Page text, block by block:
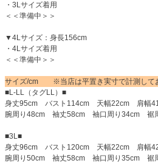
・3Lサイズ着用
＜＜準備中＞＞
▼4Lサイズ：身長156cm
・4Lサイズ着用
＜＜準備中＞＞
サイズ/cm ※当店は平置き実寸で計測してお
■L-LL（タグLL）■
身丈95cm バスト114cm 天幅22cm 肩幅
腕周り48cm 袖丈58cm 袖口周り34cm 裾
■3L■
身丈96cm バスト120cm 天幅22cm 肩幅
腕周り50cm 袖丈58cm 袖口周り35cm 裾